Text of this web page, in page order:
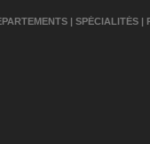
| SPÉCIALITÉS |